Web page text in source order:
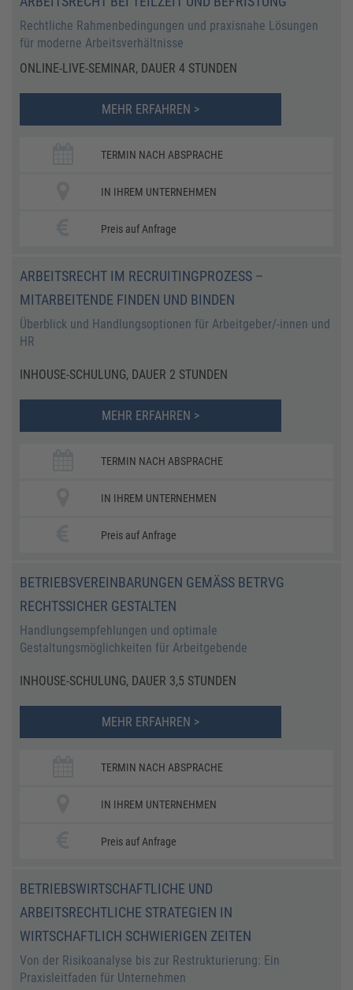
Rechtliche Rahmenbedingungen und praxisnahe Lösungen
für moderne Arbeitsverhältnisse
ONLINE-LIVE-SEMINAR, DAUER 4 STUNDEN
MEHR ERFAHREN >
TERMIN NACH ABSPRACHE
IN IHREM UNTERNEHMEN
Preis auf Anfrage
ARBEITSRECHT IM RECRUITINGPROZESS –
MITARBEITENDE FINDEN UND BINDEN
Überblick und Handlungsoptionen für Arbeitgeber/-innen und
HR
INHOUSE-SCHULUNG, DAUER 2 STUNDEN
MEHR ERFAHREN >
TERMIN NACH ABSPRACHE
IN IHREM UNTERNEHMEN
Preis auf Anfrage
BETRIEBSVEREINBARUNGEN GEMÄSS BETRVG R
ECHTSSICHER GESTALTEN
Handlungsempfehlungen und optimale
Gestaltungsmöglichkeiten für Arbeitgebende
INHOUSE-SCHULUNG, DAUER 3,5 STUNDEN
MEHR ERFAHREN >
TERMIN NACH ABSPRACHE
IN IHREM UNTERNEHMEN
Preis auf Anfrage
BETRIEBSWIRTSCHAFTLICHE UND
ARBEITSRECHTLICHE STRATEGIEN IN
WIRTSCHAFTLICH SCHWIERIGEN ZEITEN
Von der Risikoanalyse bis zur Restrukturierung: Ein
Praxisleitfaden für Unternehmen